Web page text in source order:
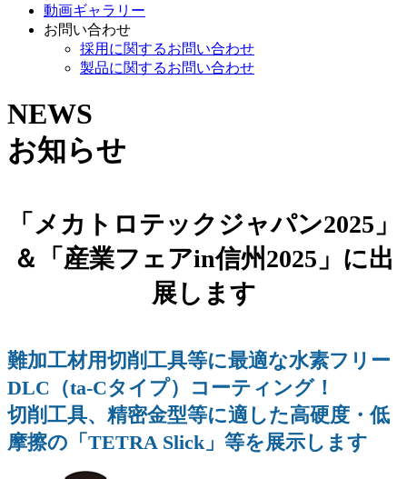
動画ギャラリー
お問い合わせ
採用に関するお問い合わせ
製品に関するお問い合わせ
NEWS
お知らせ
「メカトロテックジャパン2025」
＆「産業フェアin信州2025」に出
展します
難加工材用切削工具等に最適な水素フリー
DLC（ta-Cタイプ）コーティング！
切削工具、精密金型等に適した高硬度・低
摩擦の「TETRA Slick」等を展示します